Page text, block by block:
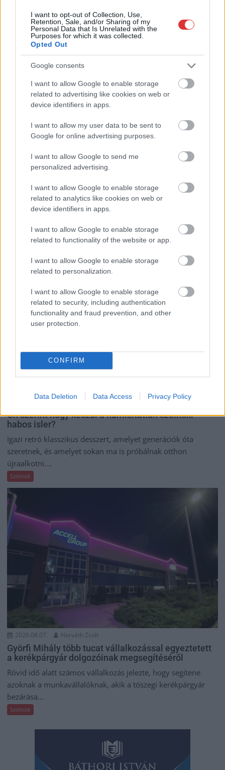
I want to opt-out of Collection, Use,
Retention, Sale, and/or Sharing of my
Personal Data that Is Unrelated with the
Purposes for which it was collected.
Opted Out
Google consents
I want to allow Google to enable storage
related to advertising like cookies on web or
device identifiers in apps.
I want to allow my user data to be sent to
Google for online advertising purposes.
I want to allow Google to send me
personalized advertising.
I want to allow Google to enable storage
related to analytics like cookies on web or
device identifiers in apps.
I want to allow Google to enable storage
related to functionality of the website or app.
I want to allow Google to enable storage
related to personalization.
I want to allow Google to enable storage
related to security, including authentication
functionality and fraud prevention, and other
user protection.
CONFIRM
Data Deletion Data Access Privacy Policy
2026.08.07. Kiss Lajos
Szolnokon egy kulcsfontosságú körforgalmat
részlegesen lezárnak a napokban, a közlekedés az
átlagost is meghaladó mértékben lebénul
Az aszfalt olyan nagymértékben károsodott, hogy már
viszont...
2026.08.07. Farkas András
Ön szerint hogy készül a hamisítatlan szolnoki
habos isler?
Igazi retró klasszikus desszert, amelyet generációk óta
szeretnek, és amelyet sokan ma is próbálnak otthon
újraalkotni....
Szolnok
2026.08.07. Horváth Zsolt
Györfi Mihály több tucat vállalkozással egyeztetett
a kerékpárgyár dolgozóinak megsegítéséről
Rövid idő alatt számos vállalkozás jelezte, hogy segítene
azoknak a munkavállalóknak, akik a tószegi kerékpárgyár
bezárása...
Szolnok